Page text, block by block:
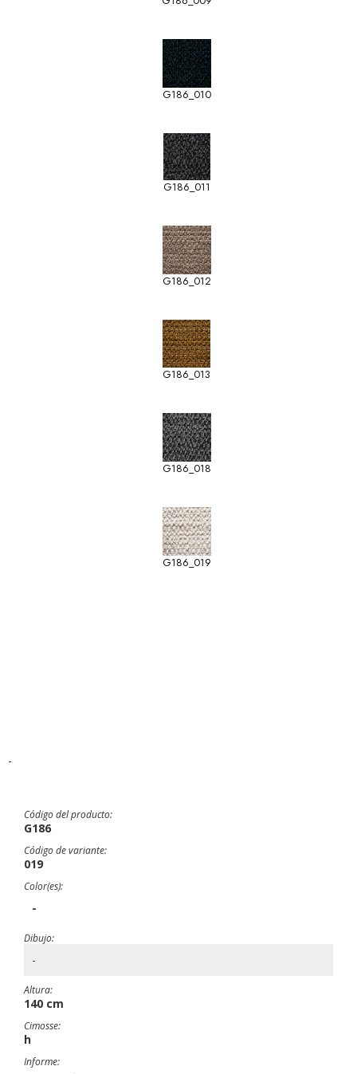
G186_010
G186_011
G186_012
G186_013
G186_018
G186_019
-
Código del producto:
G186
Código de variante:
019
Color(es):
-
Dibujo:
-
Altura:
140 cm
Cimosse:
h
Informe: